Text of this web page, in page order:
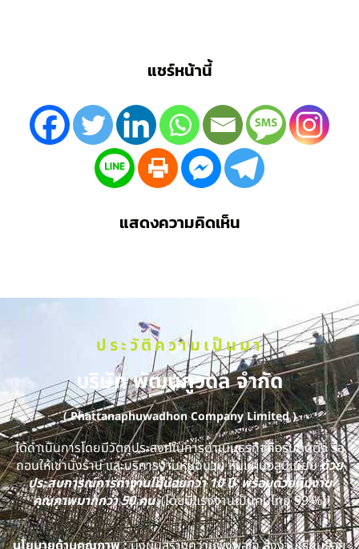
แชร์หน้านี้
แสดงความคิดเห็น
ประวัติความเป็นมา
บริษัท พัฒนภูวดล จำกัด
( Phattanaphuwadhon Company Limited )
ได้ดำเนินการโดยมีวัตถุประสงค์ในการดำเนินธุรกิจคือรับติดตั้ง รื้อ
ถอนให้เช่านั่งร้าน และบริการงานหุ้มฉนวน หุ้มแผ่นอลูมิเนียมด้วย
ประสบการณ์การทำงานไม่น้อยกว่า 10 ปี พร้อมด้วยทีมงาน
คุณภาพมากกว่า 50 คน(โดยมีแรงงานเป็นคนไทย 99 %)